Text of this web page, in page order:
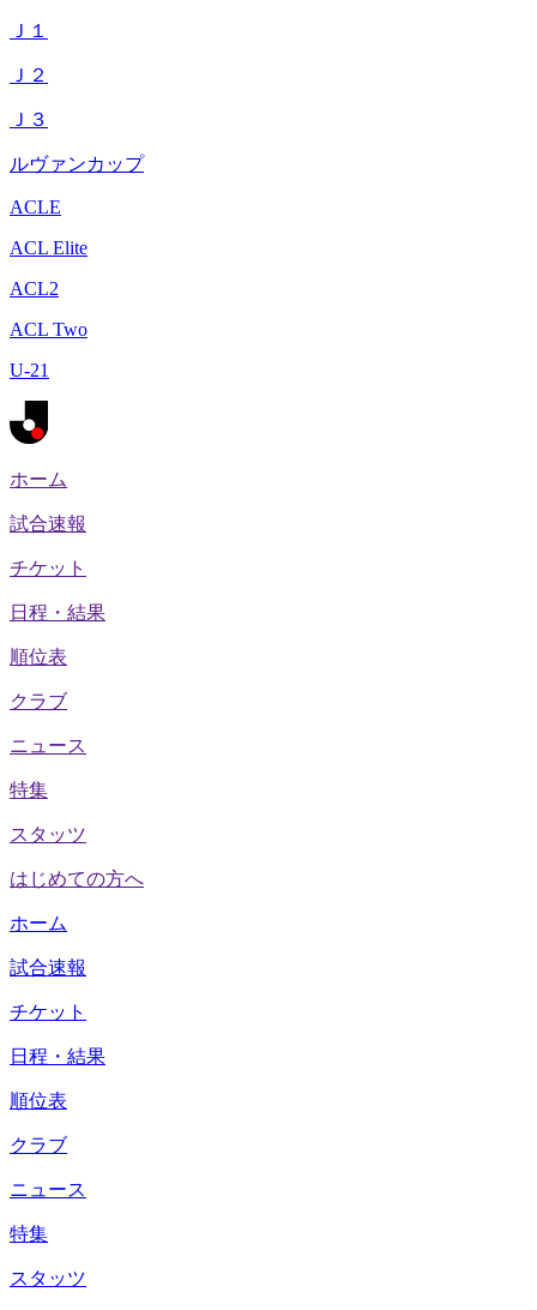
Ｊ１
Ｊ２
Ｊ３
ルヴァンカップ
ACLE
ACL Elite
ACL2
ACL Two
U-21
ホーム
試合速報
チケット
日程・結果
順位表
クラブ
ニュース
特集
スタッツ
はじめての方へ
ホーム
試合速報
チケット
日程・結果
順位表
クラブ
ニュース
特集
スタッツ